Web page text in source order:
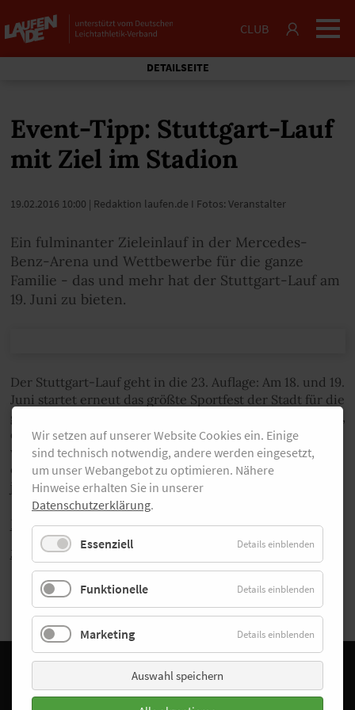
CLUB
DETAILSEITE
Event-Tipp: Stuttgart-Lauf
mit Ziel im Stadion
19.02.2016 10:00 | Redaktion laufen.de I Fotos: Veranstalter
Ein fulminanter Zieleinlauf in der Mercedes-
Benz-Arena und Wettbewerbe für die ganze
Familie - das und mehr hat der Stuttgart-Lauf am
19. Juni zu bieten.
Der Stuttgart-Lauf geht in die 23. Auflage: Am 18. und 19.
Juni startet erneut das größte Sportfest der Stadt für die
ganze Familie. Highlight ist sicherlich der Halbmarathon,
der am 19. Juni um 9 Uhr beginnt. Doch mit zahlreichen
weiteren Wettbewerben von einem Inliner-Lauf über
einen Minimarathon bis hin zum Nordic Walking ist für
jeden Sportler das passende Event dabei.
Hier gibt's weitere Infos zum Lauf.
Zurück
Facebook
Instagram
Startseite
Wir setzen auf unserer Website Cookies ein. Einige
sind technisch notwendig, andere werden eingesetzt,
um unser Webangebot zu optimieren. Nähere
Hinweise erhalten Sie in unserer
Datenschutzerklärung.
Essenziell Details einblenden
Funktionelle Details einblenden
Marketing Details einblenden
Auswahl speichern